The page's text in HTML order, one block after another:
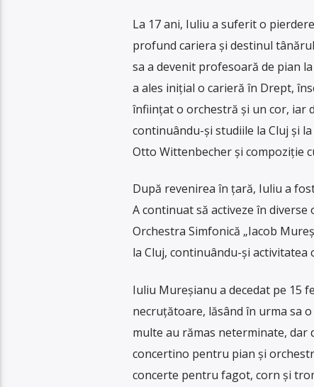
La 17 ani, Iuliu a suferit o
profund cariera și destinul
sa a devenit profesoară de pian
a ales inițial o carieră în Drept,
înființat o orchestră și un cor, iar
continuându-și studiile la Cluj și
Otto Wittenbecher și compoziție
După revenirea în țară, Iuliu a
A continuat să activeze în
Orchestra Simfonică „Iacob
la Cluj, continuându-și activitatea
Iuliu Mureșianu a decedat pe 15
necruțătoare, lăsând în urma sa
multe au rămas neterminate, dar
concertino pentru pian și
concerte pentru fagot, corn și